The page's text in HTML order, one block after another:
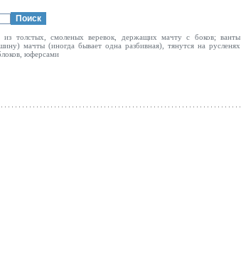
толстых, смоленых веревок, держащих мачту с боков; ванты
мачты (иногда бывает одна разбивная), тянутся на русленях
юферсами